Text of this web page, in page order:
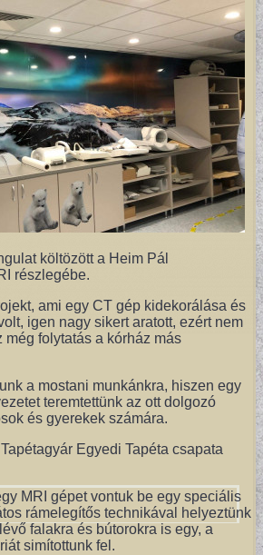
költözött a Heim Pál
részlegébe.
ami egy CT gép kidekorálása és
igen nagy sikert aratott, ezért nem
még folytatás a kórház más
a mostani munkánkra, hiszen egy
teremtettünk az ott dolgozó
és gyerekek számára.
Egyedi Tapéta csapata
MRI gépet vontuk be egy speciális
rámelegítős technikával helyeztünk
falakra és bútorokra is egy, a
simítottunk fel.